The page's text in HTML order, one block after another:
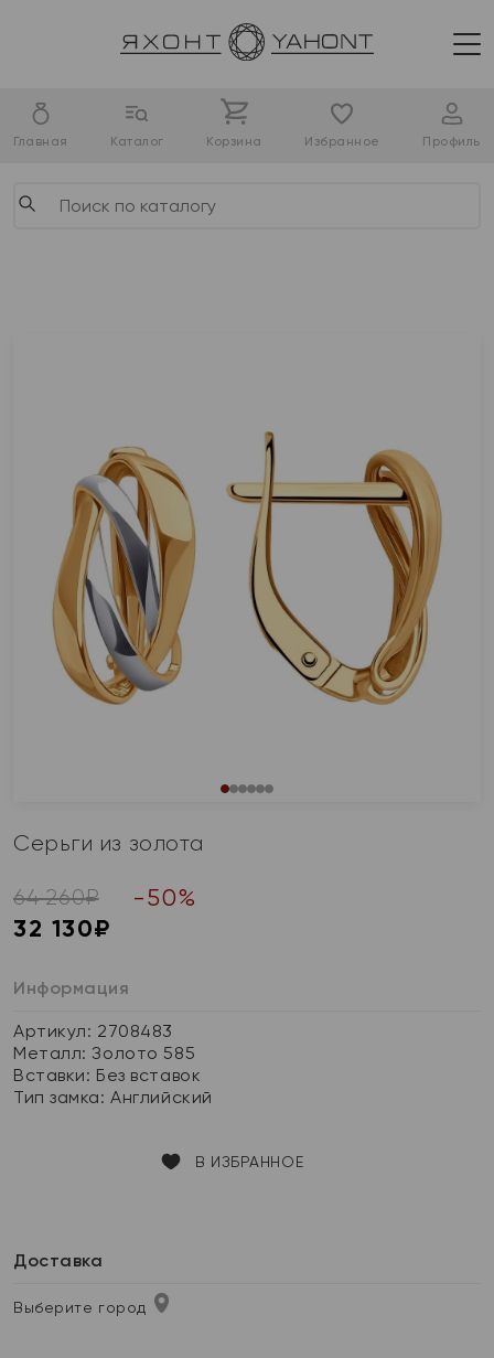
Главная Каталог Корзина Избранное Профиль
Серьги из золота
64 260₽ -50%
32 130₽
Информация
Артикул: 2708483
Металл:Золото 585
Вставки: Без вставок
Тип замка:Английский
В ИЗБРАННОЕ
Доставка
Выберите город